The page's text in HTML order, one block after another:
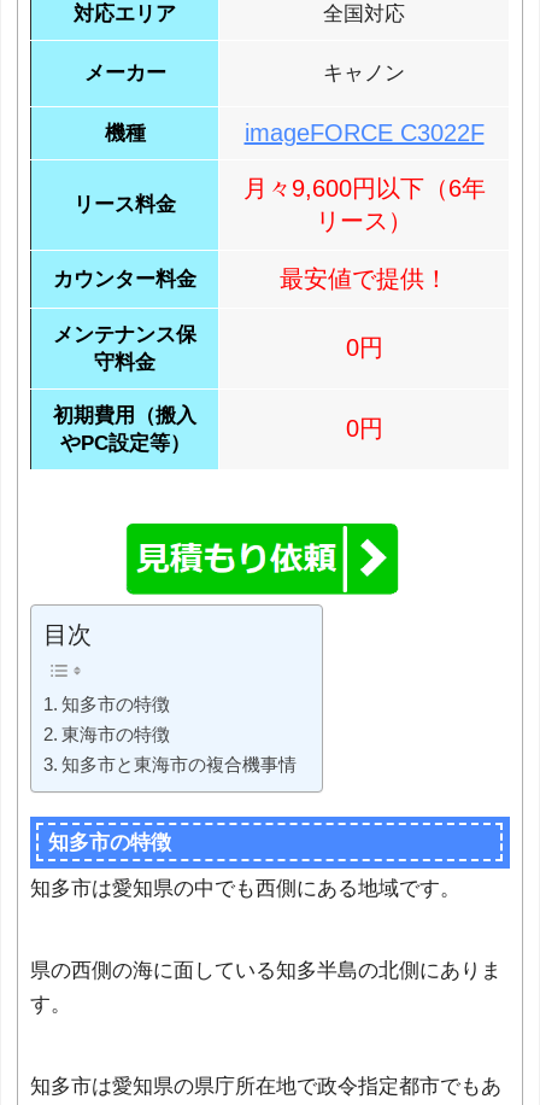
対応エリア 全国対応
メーカー キャノン
機種 imageFORCE C3022F
リース料金
月々9,600円以下（6年
リース）
カウンター料金 最安値で提供！
メンテナンス保
守料金
0円
初期費用（搬入
やPC設定等）
0円
目次
知多市の特徴
東海市の特徴
知多市と東海市の複合機事情
知多市の特徴
知多市は愛知県の中でも西側にある地域です。
県の西側の海に面している知多半島の北側にありま
す。
知多市は愛知県の県庁所在地で政令指定都市でもあ